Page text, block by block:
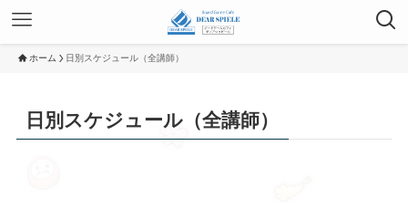
ホーム 日別スケジュール（全講師）
日別スケジュール（全講師）